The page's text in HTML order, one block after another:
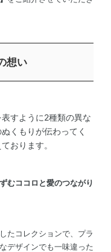
想い
すように2種類の異な
くもりが伝わってく
おります。
むココロと愛のつながり
たコレクションで、プラ
デザインでも一味違った